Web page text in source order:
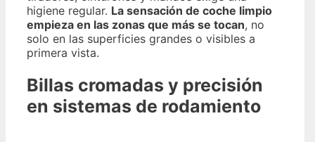
higiene regular. La sensación de coche limpio
empieza en las zonas que más se tocan, no
solo en las superficies grandes o visibles a
primera vista.
Billas cromadas y precisión
en sistemas de rodamiento